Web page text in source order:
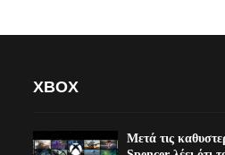
XBOX
Μετά τις